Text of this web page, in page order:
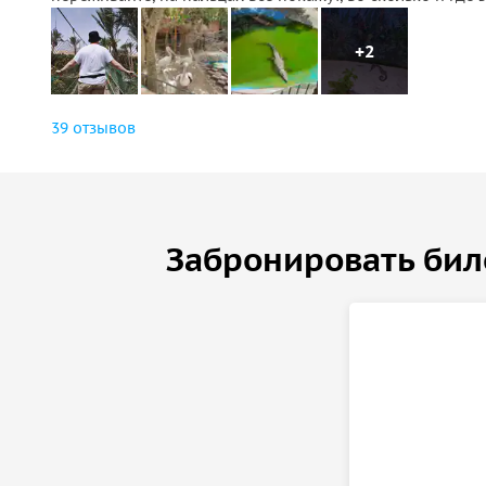
+2
39 отзывов
Забронировать